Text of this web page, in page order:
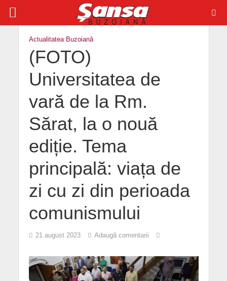
Actualitatea Buzoiană
(FOTO)
Universitatea de
vară de la Rm.
Sărat, la o nouă
ediție. Tema
principală: viața de
zi cu zi din perioada
comunismului
21 august 2023 Adaugă comentarii